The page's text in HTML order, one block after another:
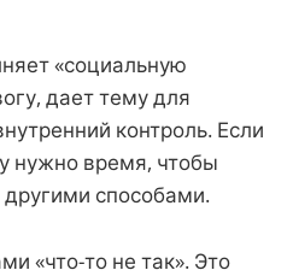
«социальную
дает тему для
контроль. Если
нужно время, чтобы
другими способами.
«что-то не так». Это